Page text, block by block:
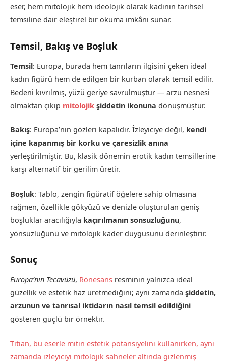
eser, hem mitolojik hem ideolojik olarak kadının tarihsel
temsiline dair eleştirel bir okuma imkânı sunar.
Temsil, Bakış ve Boşluk
Temsil: Europa, burada hem tanrıların ilgisini çeken ideal
kadın figürü hem de edilgen bir kurban olarak temsil edilir.
Bedeni kıvrılmış, yüzü geriye savrulmuştur — arzu nesnesi
olmaktan çıkıp mitolojik şiddetin ikonuna dönüşmüştür.
Bakış: Europa’nın gözleri kapalıdır. İzleyiciye değil, kendi
içine kapanmış bir korku ve çaresizlik anına
yerleştirilmiştir. Bu, klasik dönemin erotik kadın temsillerine
karşı alternatif bir gerilim üretir.
Boşluk: Tablo, zengin figüratif öğelere sahip olmasına
rağmen, özellikle gökyüzü ve denizle oluşturulan geniş
boşluklar aracılığıyla kaçırılmanın sonsuzluğunu,
yönsüzlüğünü ve mitolojik kader duygusunu derinleştirir.
Sonuç
Europa’nın Tecavüzü, Rönesans resminin yalnızca ideal
güzellik ve estetik haz üretmediğini; aynı zamanda şiddetin,
arzunun ve tanrısal iktidarın nasıl temsil edildiğini
gösteren güçlü bir örnektir.
Titian, bu eserle mitin estetik potansiyelini kullanırken, aynı
zamanda izleyiciyi mitolojik sahneler altında gizlenmiş